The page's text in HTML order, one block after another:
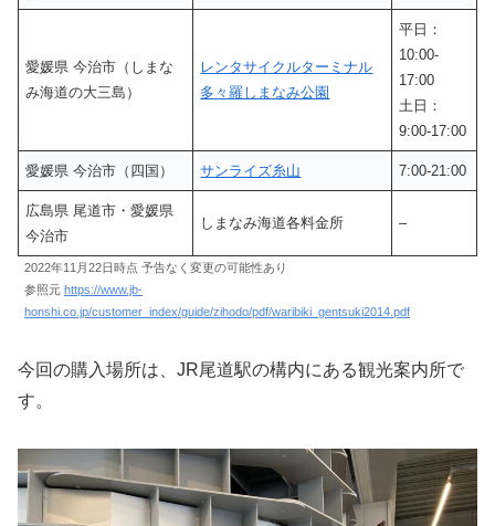
愛媛県 今治市（しまな
み海道の大三島）
レンタサイクルターミナル
多々羅しまなみ公園
平日：
10:00-
17:00
土日：
9:00-17:00
愛媛県 今治市（四国） サンライズ糸山 7:00-21:00
広島県 尾道市・愛媛県
今治市
しまなみ海道各料金所 –
2022年11月22日時点 予告なく変更の可能性あり
参照元 https://www.jb-
honshi.co.jp/customer_index/guide/zihodo/pdf/waribiki_gentsuki2014.pdf
今回の購入場所は、JR尾道駅の構内にある観光案内所で
す。